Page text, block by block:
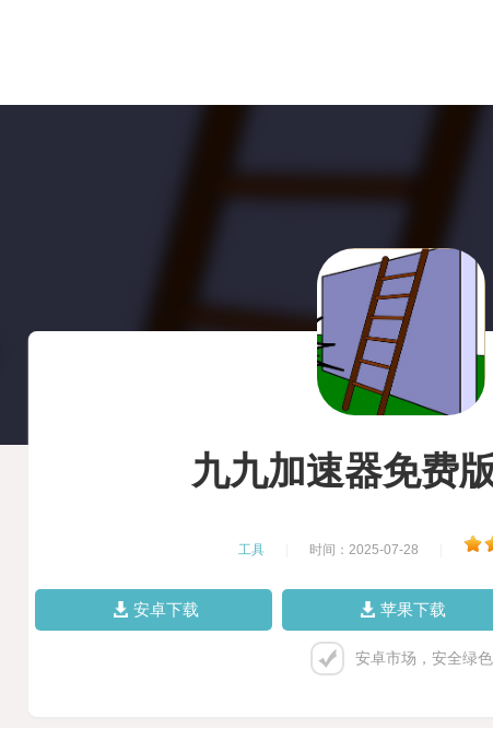
九九加速器免费
工具 时间：2025-07-28
安卓下载 苹果下载
安卓市场，安全绿色